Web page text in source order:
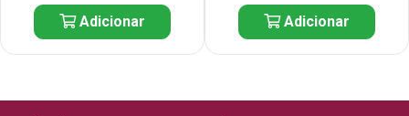
Adicionar Adicionar